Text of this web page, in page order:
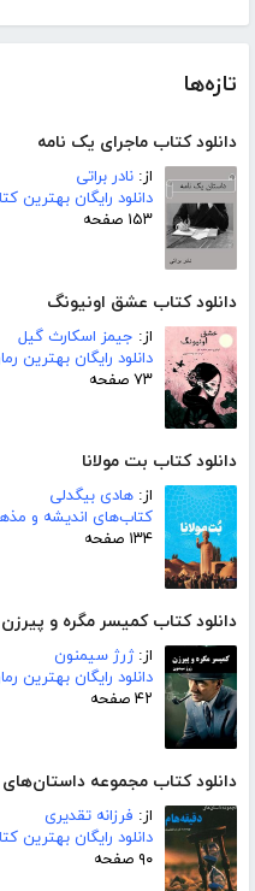
تازه‌ها
دانلود کتاب ماجرای یک نامه
از: نادر براتی
دانلود رایگان بهترین
۱۵۳ صفحه
دانلود کتاب عشق اونیونگ
از: جیمز اسکارث گیل
دانلود رایگان بهترین
۷۳ صفحه
دانلود کتاب بت مولانا
از: هادی بیگدلی
کتاب‌های اندیشه و
۱۳۴ صفحه
دانلود کتاب کمیسر مگره و پیرزن
از:ژرژ سیمنون
دانلود رایگان بهترین
۴۲ صفحه
دانلود کتاب مجموعه
از: فرزانه تقدیری
دانلود رایگان بهترین
۹۰ صفحه